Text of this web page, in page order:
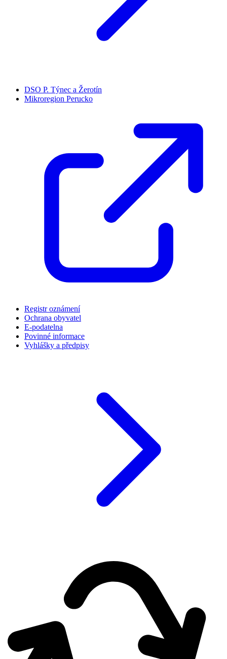
DSO P. Týnec a Žerotín
Mikroregion Perucko
Registr oznámení
Ochrana obyvatel
E-podatelna
Povinné informace
Vyhlášky a předpisy